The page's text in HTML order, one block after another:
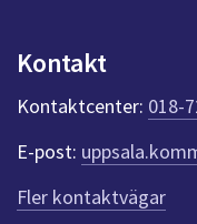
k
e
r
f
ö
r
Kontakt
Kontaktcenter: 018-
E-post:
Fler kontaktvägar